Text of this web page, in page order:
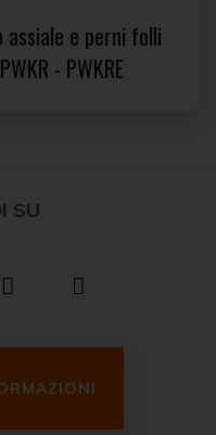
e perni folli
- PWKRE
SU
LinkedIn